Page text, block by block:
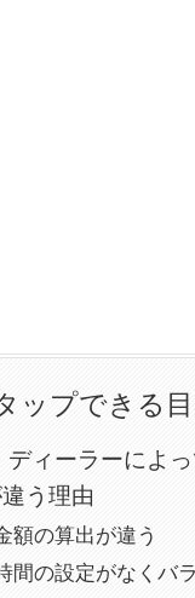
ップできる
ディーラーによ
う理由
額の算出が違う
間の設定がなくバ